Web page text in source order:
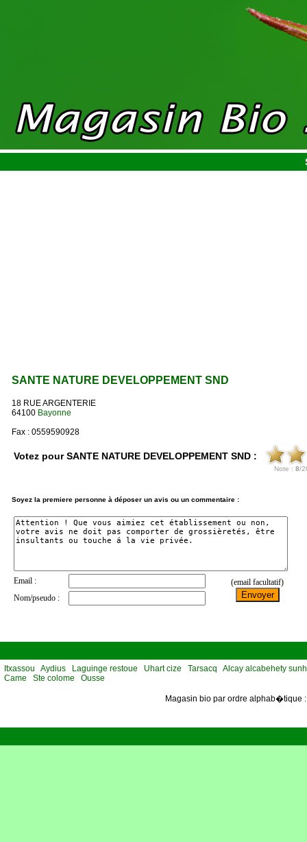
SANTE NATURE DEVELOPPEMENT SND
18 RUE ARGENTERIE
64100 Bayonne
Fax : 0559590928
Votez pour SANTE NATURE DEVELOPPEMENT SND :
Soyez la premiere personne à déposer un avis ou un commentaire :
Itxassou Aydius Laguinge restoue Uhart cize Tarsacq
Alcay alcabehety
Came
Ste colome Ousse
Magasin bio par ordre alphab�tique